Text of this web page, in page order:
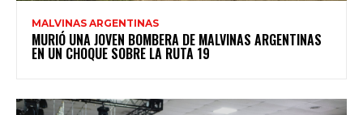
MALVINAS ARGENTINAS
MURIÓ UNA JOVEN BOMBERA DE MALVINAS ARGENTINAS
EN UN CHOQUE SOBRE LA RUTA 19